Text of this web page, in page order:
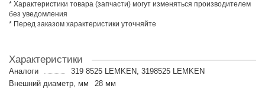
* Характеристики товара (запчасти) могут изменяться производителем
без уведомления
* Перед заказом характеристики уточняйте
Характеристики
Аналоги
319 8525 LEMKEN, 3198525 LEMKEN
Внешний диаметр, мм
28 мм